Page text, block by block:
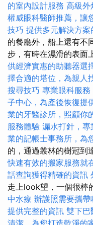
的室內設計服務 高級外
權威眼科醫師推薦，讓
技巧 提供多元解決方
的餐廳外，船上還有不
步，有時在濕滑的表面
供經濟實惠的助聽器選
擇合適的塔位，為親人
搜尋技巧 專業眼科服
子中心，為產後恢復提
業的牙醫診所，照顧你
服務體驗 漏水打針，
業的記帳士事務所，為
的，通過叢林的樹冠到
快速有效的搬家服務就
話查詢獲得精確的資訊
走上look望，一個很棒
中水療 辦護照需要攜帶
提供完整的資訊 雙下巴
清潔，為您打造乾淨的